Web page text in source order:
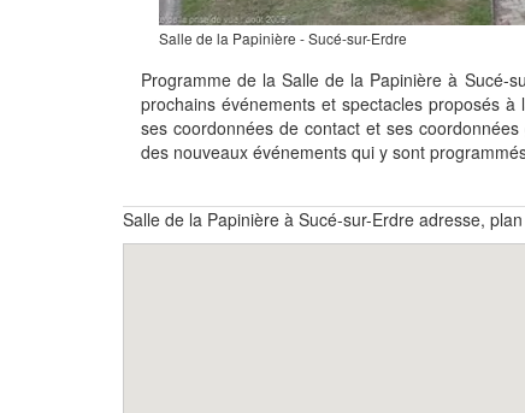
Salle de la Papinière - Sucé-sur-Erdre
Programme de la Salle de la Papinière à Sucé-
prochains événements et spectacles proposés
ses coordonnées de contact et ses
des nouveaux événements qui y sont
Salle de la Papinière à Sucé-sur-Erdre adresse,